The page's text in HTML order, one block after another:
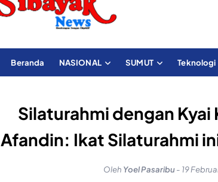
Beranda NASIONAL SUMUT Teknologi
Silaturahmi dengan Kyai
Afandin: Ikat Silaturahmi
Oleh Yoel Pasaribu - 19